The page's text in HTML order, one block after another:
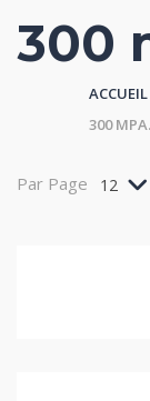
300
ACCUEIL
300
Par Page 12